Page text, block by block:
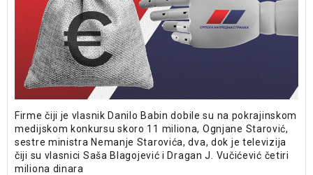
Firme čiji je vlasnik Danilo Babin dobile su na pokrajinskom
medijskom konkursu skoro 11 miliona, Ognjane Starović,
sestre ministra Nemanje Starovića, dva, dok je televizija
čiji su vlasnici Saša Blagojević i Dragan J. Vučićević četiri
miliona dinara